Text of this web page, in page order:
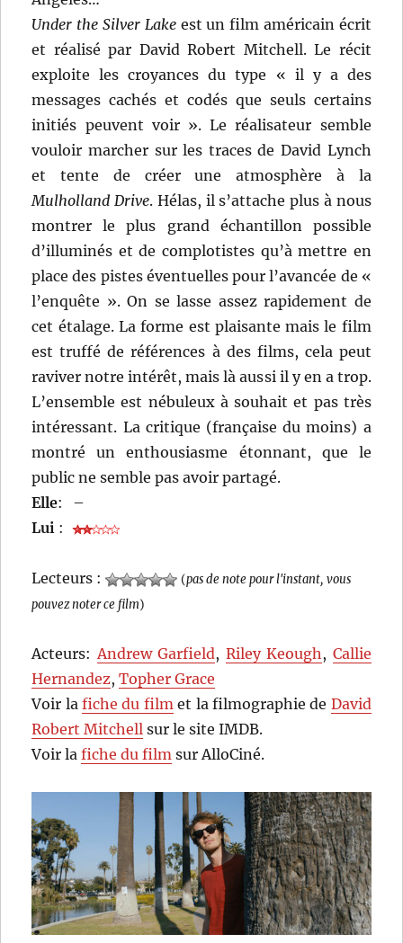
Under the Silver Lakeest un film américain écrit
et réalisé par David Robert Mitchell. Le récit
exploite les croyances du type « il y a des
messages cachés et codés que seuls certains
initiés peuvent voir ». Le réalisateur semble
vouloir marcher sur les traces de David Lynch
et tente de créer une atmosphère à la
Mulholland Drive. Hélas, il s’attache plus à nous
montrer le plus grand échantillon possible
d’illuminés et de complotistes qu’à mettre en
place des pistes éventuelles pour l’avancée de «
l’enquête ». On se lasse assez rapidement de
cet étalage. La forme est plaisante mais le film
est truffé de références à des films, cela peut
raviver notre intérêt, mais là aussi il y en a trop.
L’ensemble est nébuleux à souhait et pas très
intéressant. La critique (française du moins) a
montré un enthousiasme étonnant, que le
public ne semble pas avoir partagé.
Elle:
–
Lui :
Lecteurs : (pas de note pour l'instant, vous
pouvez noter ce film)
Acteurs:Andrew Garfield, Riley Keough, Callie
Hernandez,Topher Grace
Voir lafiche du filmet la filmographie de David
Robert Mitchell sur le site IMDB.
Voir lafiche du film sur AlloCiné.